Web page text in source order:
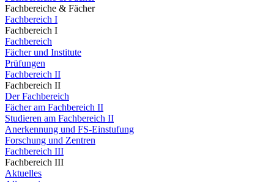
Fachbereiche & Fächer
Fachbereich I
Fachbereich I
Fachbereich
Fächer und Institute
Prüfungen
Fachbereich II
Fachbereich II
Der Fachbereich
Fächer am Fachbereich II
Studieren am Fachbereich II
Anerkennung und FS-Einstufung
Forschung und Zentren
Fachbereich III
Fachbereich III
Aktuelles